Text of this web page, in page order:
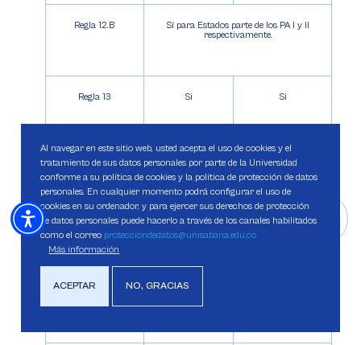
Regla 12.B
Sí para Estados parte de los PA I y II
respectivamente.
Regla 13 Si Si
Regla 14 Si Si
Regla 15
Sí en
situaciones
de ocupación
No al tratarse
de ocupación
Al navegar en este sitio web, usted acepta el uso de cookies y el
tratamiento de sus datos personales por parte de la Universidad
conforme a su política de cookies y la política de protección de datos
personales. En cualquier momento podrá configurar el uso de
cookies en su ordenador, y para ejercer sus derechos de protección
de datos personales puede hacerlo a través de los canales habilitados
como el correo protecciondedatos@unisabana.edu.co
Más información
ACEPTAR NO, GRACIAS